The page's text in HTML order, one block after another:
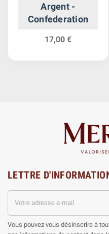
Argent -
Confederation
17,00 €
LETTRE
Vous pouvez vous désinscrire à